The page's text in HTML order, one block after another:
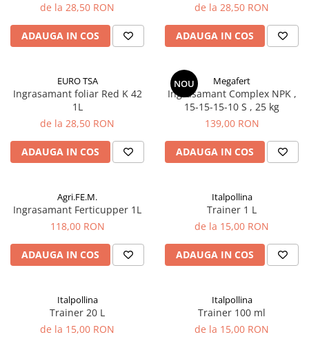
Turba si Substraturi
Ingrasaminte
Ingrasaminte BIO
Biostimulatori
Ingrasaminte pentru gazon si
plante ornamentale
Ingrasaminte de baza
Ingrasaminte lichide
Alveole, tavi si ghivece
Folii si plase agricole
Materiale pentru solarii
Irigatii
Banda de picurare
Tub picurare
de la 28,50 RON
ADAUGA IN COS
de la 28,50 RON
ADAUGA IN COS
EURO TSA
Ingrasamant foliar Red K 42
1L
de la 28,50 RON
ADAUGA IN COS
NOU Megafert
Ingrasamant Complex NPK ,
15-15-15-10 S , 25 kg
139,00 RON
ADAUGA IN COS
Agri.FE.M.
Ingrasamant Ferticupper 1L
118,00 RON
ADAUGA IN COS
Italpollina
Trainer 1 L
de la 15,00 RON
ADAUGA IN COS
Italpollina
Trainer 20 L
de la 15,00 RON
Italpollina
Trainer 100 ml
de la 15,00 RON